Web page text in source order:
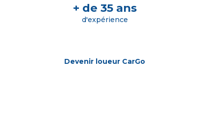
+ de 35 ans
d'expérience
Devenir loueur CarGo